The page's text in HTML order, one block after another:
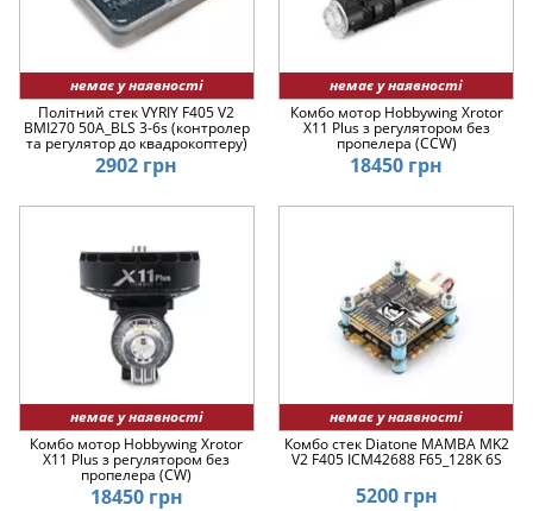
немає у наявності
Політний стек VYRIY F405 V2
BMI270 50A_BLS 3-6s (контролер
та регулятор до квадрокоптеру)
2902 грн
немає у наявності
Комбо мотор Hobbywing Xrotor
X11 Plus з регулятором без
пропелера (CCW)
18450 грн
немає у наявності
Комбо мотор Hobbywing Xrotor
X11 Plus з регулятором без
пропелера (CW)
18450 грн
немає у наявності
Комбо стек Diatone MAMBA MK2
V2 F405 ICM42688 F65_128K 6S
5200 грн